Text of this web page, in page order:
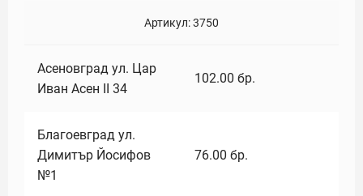
Артикул:3750
Асеновград ул. Цар
Иван Асен II 34
102.00 бр.
Благоевград ул.
Димитър Йосифов
№1
76.00 бр.